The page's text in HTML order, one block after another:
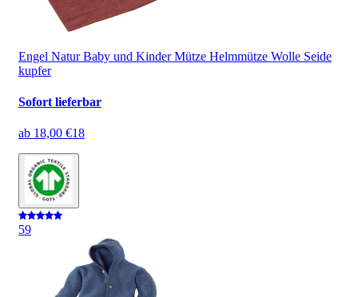
Engel Natur Baby und Kinder Mütze Helmmütze Wolle Seide
kupfer
Sofort lieferbar
ab 18,00 €18
59